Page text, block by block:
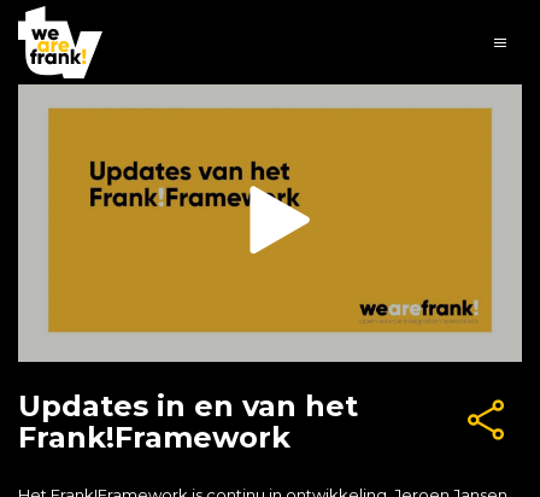
Updates in en van het
Frank!Framework